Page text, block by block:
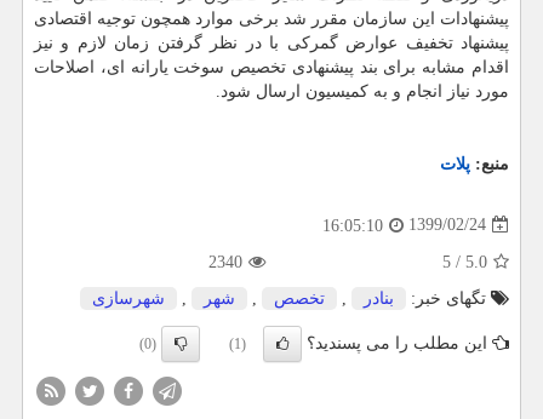
پیشنهادات این سازمان مقرر شد برخی موارد همچون توجیه اقتصادی
پیشنهاد تخفیف عوارض گمرکی با در نظر گرفتن زمان لازم و نیز
اقدام مشابه برای بند پیشنهادی تخصیص سوخت یارانه ای، اصلاحات
مورد نیاز انجام و به کمیسیون ارسال شود.
منبع: پلات
1399/02/24
16:05:10
5.0
/
5
2340
تگهای خبر:
بنادر تخصص شهر شهرسازی
این مطلب را می پسندید؟ (1)
(0)